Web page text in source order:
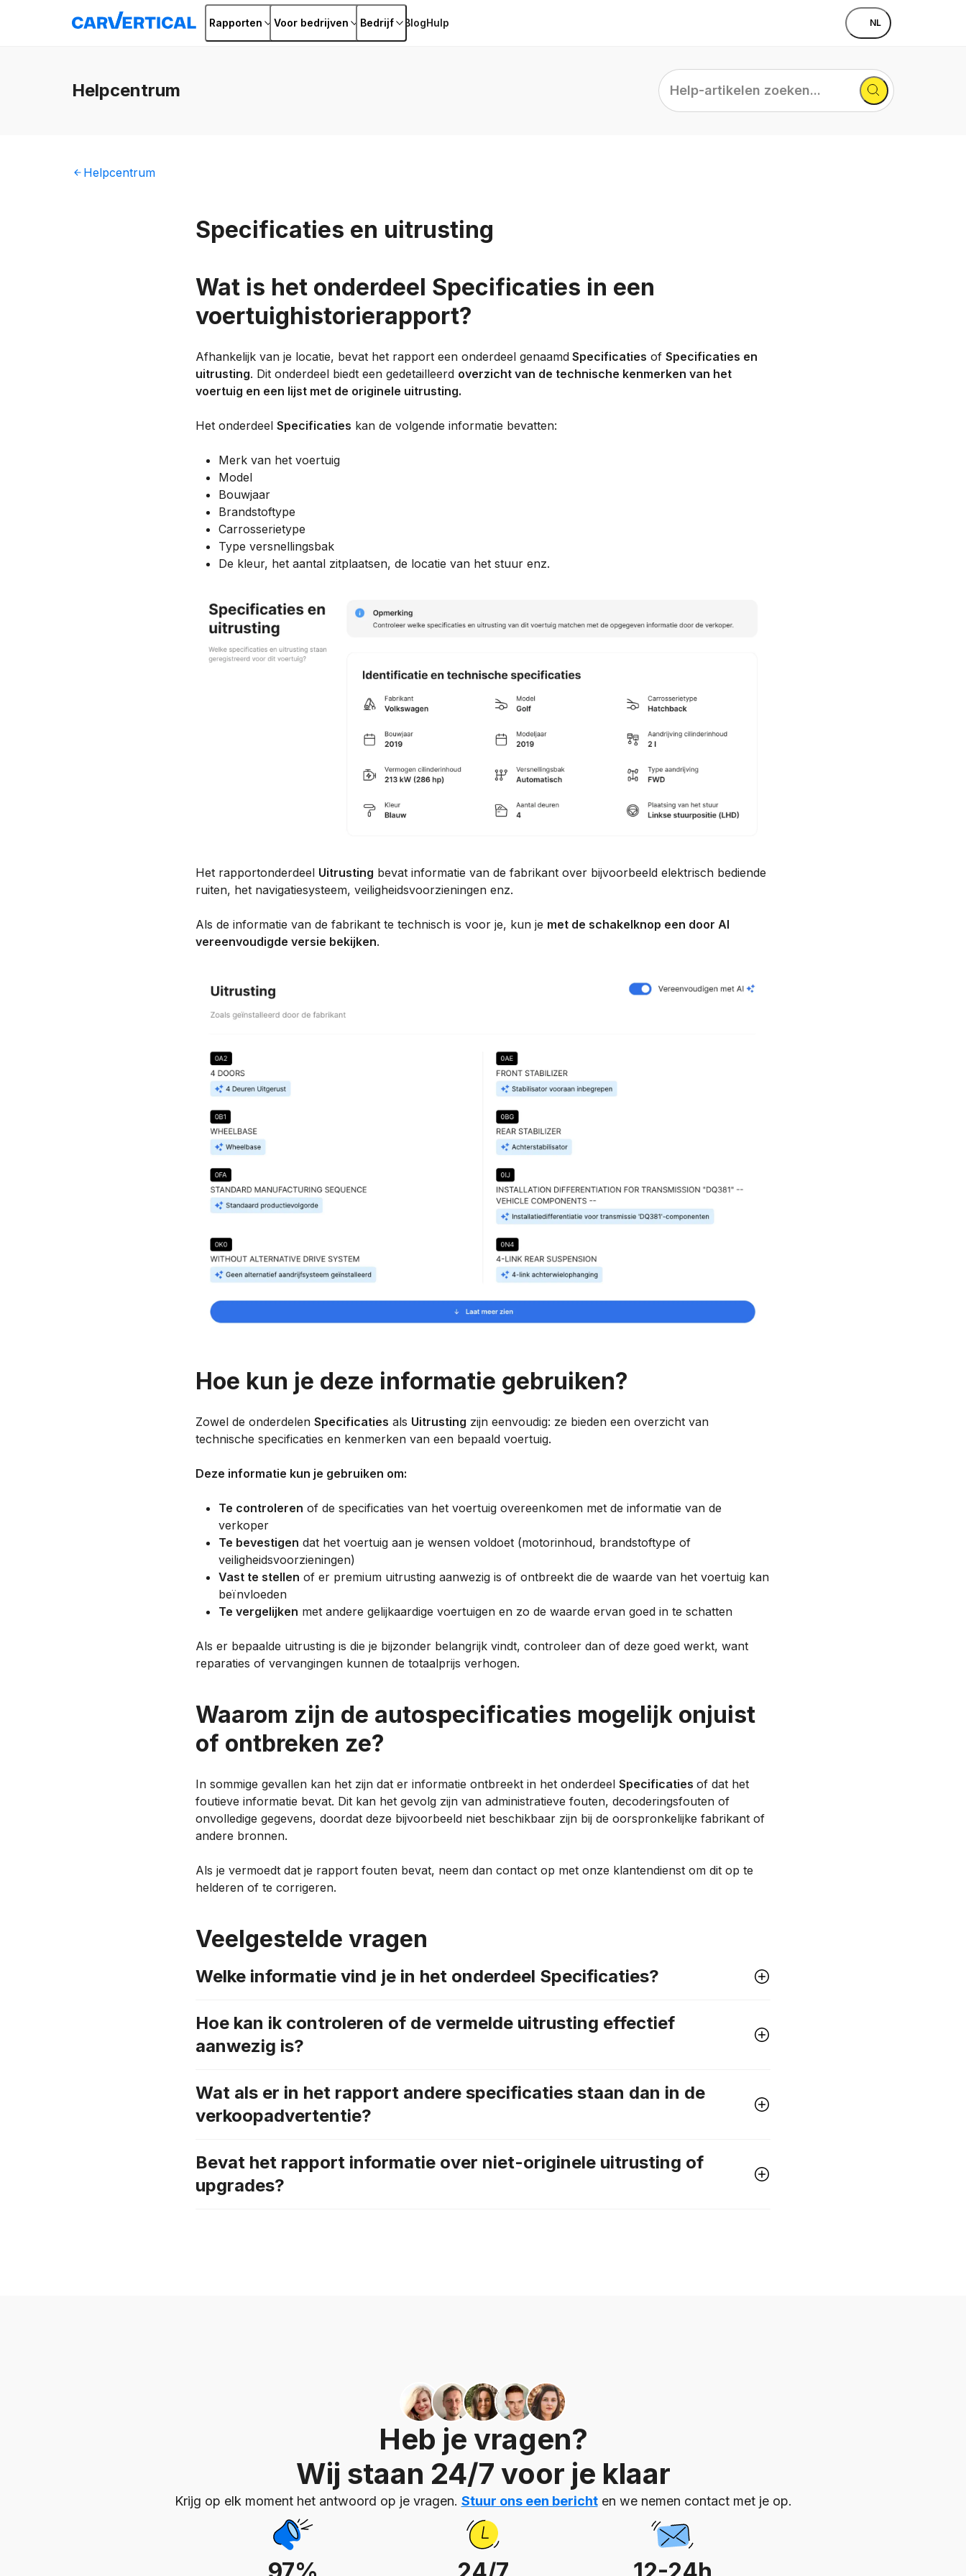
Rapporten Voor bedrijven Bedrijf BlogHulp NL
Helpcentrum
Help-
artikelen
zoeken...
Helpcentrum
Specificaties en uitrusting
Wat is het onderdeel Specificaties in een
voertuighistorierapport?
Afhankelijk van je locatie, bevat het rapport een onderdeel genaamd Specificaties of Specificaties en
uitrusting. Dit onderdeel biedt een gedetailleerd overzicht van de technische kenmerken van het
voertuig en een lijst met de originele uitrusting.
Het onderdeel Specificaties kan de volgende informatie bevatten:
Merk van het voertuig
Model
Bouwjaar
Brandstoftype
Carrosserietype
Type versnellingsbak
De kleur, het aantal zitplaatsen, de locatie van het stuur enz.
Het rapportonderdeel Uitrusting bevat informatie van de fabrikant over bijvoorbeeld elektrisch bediende
ruiten, het navigatiesysteem, veiligheidsvoorzieningen enz.
Als de informatie van de fabrikant te technisch is voor je, kun je met de schakelknop een door AI
vereenvoudigde versie bekijken.
Hoe kun je deze informatie gebruiken?
Zowel de onderdelen Specificaties als Uitrusting zijn eenvoudig: ze bieden een overzicht van
technische specificaties en kenmerken van een bepaald voertuig.
Deze informatie kun je gebruiken om:
Te controleren of de specificaties van het voertuig overeenkomen met de informatie van de
verkoper
Te bevestigen dat het voertuig aan je wensen voldoet (motorinhoud, brandstoftype of
veiligheidsvoorzieningen)
Vast te stellen of er premium uitrusting aanwezig is of ontbreekt die de waarde van het voertuig kan
beïnvloeden
Te vergelijken met andere gelijkaardige voertuigen en zo de waarde ervan goed in te schatten
Als er bepaalde uitrusting is die je bijzonder belangrijk vindt, controleer dan of deze goed werkt, want
reparaties of vervangingen kunnen de totaalprijs verhogen.
Waarom zijn de autospecificaties mogelijk onjuist
of ontbreken ze?
In sommige gevallen kan het zijn dat er informatie ontbreekt in het onderdeel Specificaties of dat het
foutieve informatie bevat. Dit kan het gevolg zijn van administratieve fouten, decoderingsfouten of
onvolledige gegevens, doordat deze bijvoorbeeld niet beschikbaar zijn bij de oorspronkelijke fabrikant of
andere bronnen.
Als je vermoedt dat je rapport fouten bevat, neem dan contact op met onze klantendienst om dit op te
helderen of te corrigeren.
Veelgestelde vragen
Welke informatie vind je in het onderdeel Specificaties?
Hoe kan ik controleren of de vermelde uitrusting effectief
aanwezig is?
Wat als er in het rapport andere specificaties staan dan in de
verkoopadvertentie?
Bevat het rapport informatie over niet-originele uitrusting of
upgrades?
Heb je vragen?
Wij staan 24/7 voor je klaar
Krijg op elk moment het antwoord op je vragen. Stuur ons een berichten we nemen contact met je op.